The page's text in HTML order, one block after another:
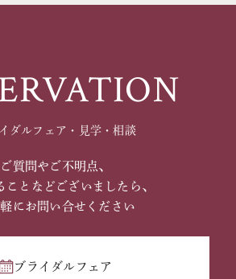
ダルフェア・見学・相談
ご質問やご不明点、
ことなどございましたら、
にお問い合せください
ブライダルフェア